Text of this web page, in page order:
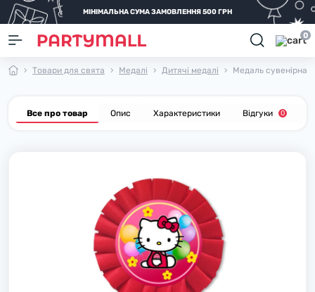
МІНІМАЛЬНА СУМА ЗАМОВЛЕННЯ 500 ГРН
0
Товари для свята Медалі Дитячі медалі Медаль сувенірна
Все про товар Опис Характеристики Відгуки 0